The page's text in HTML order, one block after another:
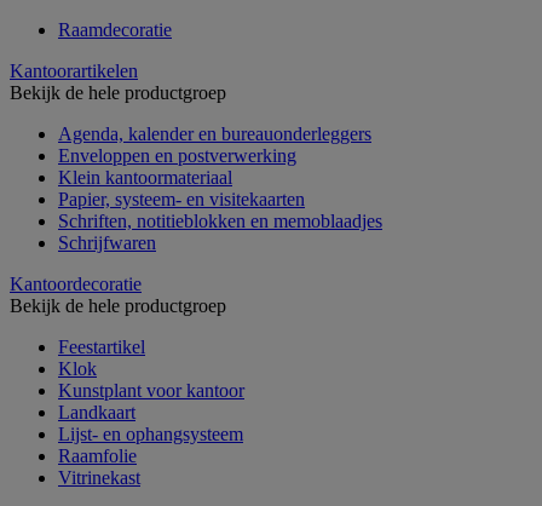
Raamdecoratie
Kantoorartikelen
Bekijk de hele productgroep
Agenda, kalender en bureauonderleggers
Enveloppen en postverwerking
Klein kantoormateriaal
Papier, systeem- en visitekaarten
Schriften, notitieblokken en memoblaadjes
Schrijfwaren
Kantoordecoratie
Bekijk de hele productgroep
Feestartikel
Klok
Kunstplant voor kantoor
Landkaart
Lijst- en ophangsysteem
Raamfolie
Vitrinekast